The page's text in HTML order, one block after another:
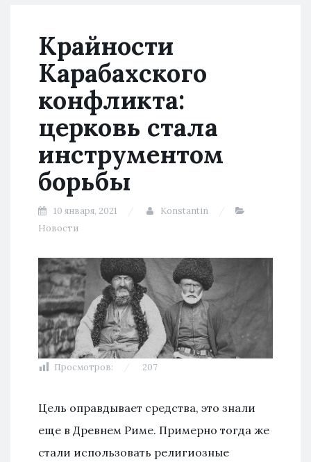
Крайности
Карабахского
конфликта:
церковь стала
инструментом
борьбы
10 января, 2021
Konstantin
Новости
Просмотров: 207
Цель оправдывает средства, это знали
еще в Древнем Риме. Примерно тогда же
стали использовать религиозные